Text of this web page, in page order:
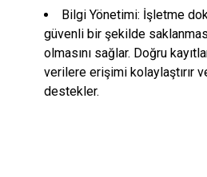
Bilgi Yönetimi: İşletme
güvenli bir şekilde
olmasını sağlar. Doğru
verilere erişimi kolaylaştırır
destekler.